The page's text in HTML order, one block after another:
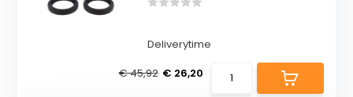
Deliverytime
€ 45,92 € 26,20